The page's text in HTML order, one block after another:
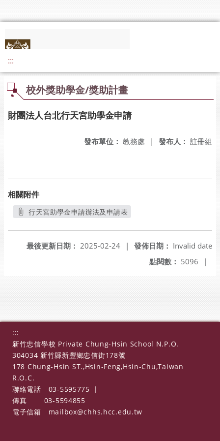
:::
校外獎助學金/獎助計畫
財團法人台北行天宮助學金申請
發布人： 註冊組
發布單位： 教務處 |
相關附件
行天宮助學金申請辦法及申請表
發佈日期： Invalid date
最後更新日期： 2025-02-24
|
點閱數： 5096 |
:::
新竹忠信學校 Private Chung-Hsin School N.P.O.
304034 新竹縣新豐鄉忠信街178號
178 Chung-Hsin ST.,Hsin-Feng,Hsin-Chu,Taiwan
R.O.C.
聯絡電話
03-5595775
|
傳真
03-5594855
電子信箱
mailbox@chhs.hcc.edu.tw